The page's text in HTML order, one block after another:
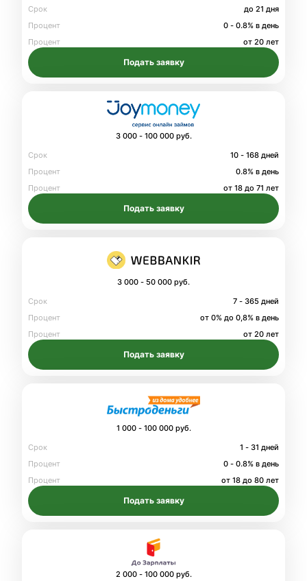
Срок
до 21 дня
Процент
0 - 0.8% в день
Процент
от 20 лет
Подать заявку
3 000 - 100 000 руб.
Срок
10 - 168 дней
Процент
0.8% в день
Процент
от 18 до 71 лет
Подать заявку
3 000 - 50 000 руб.
Срок
7 - 365 дней
Процент
от 0% до 0,8% в день
Процент
от 20 лет
Подать заявку
1 000 - 100 000 руб.
Срок
1 - 31 дней
Процент
0 - 0.8% в день
Процент
от 18 до 80 лет
Подать заявку
2 000 - 100 000 руб.